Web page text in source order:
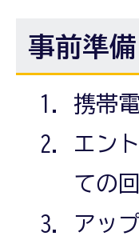
事前準備
携帯
エン
ての
アッ